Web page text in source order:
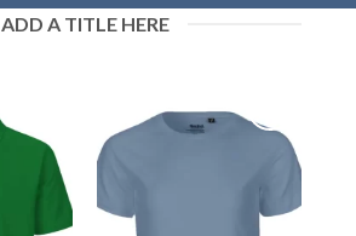
ADD A TITLE HERE
Wishlist